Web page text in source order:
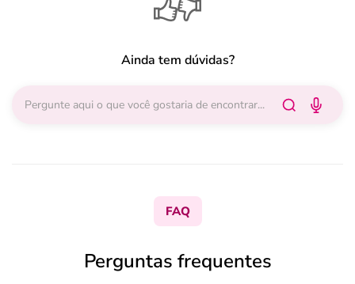
Ainda tem dúvidas?
FAQ
Perguntas frequentes